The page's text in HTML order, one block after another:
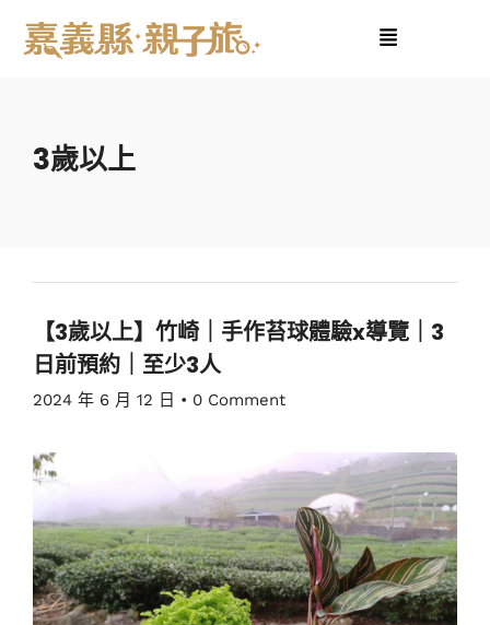
3歲以上
【3歲以上】竹崎｜手作苔球體驗x導覽｜3
日前預約｜至少3人
2024 年 6 月 12 日 • 0 Comment